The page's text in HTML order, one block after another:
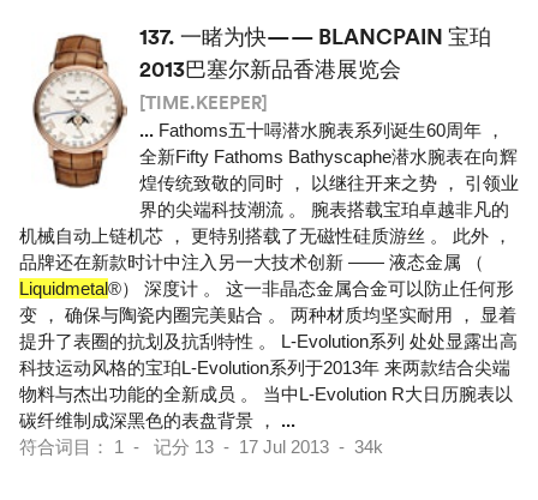
137. 一睹为快—— BLANCPAIN 宝珀
2013巴塞尔新品香港展览会
[TIME.KEEPER]
... Fathoms五十噚潜水腕表系列诞生60周年 ，
全新Fifty Fathoms Bathyscaphe潜水腕表在向辉
煌传统致敬的同时 ， 以继往开来之势 ， 引领业
界的尖端科技潮流 。 腕表搭载宝珀卓越非凡的
机械自动上链机芯 ， 更特别搭载了无磁性硅质游丝 。 此外 ，
品牌还在新款时计中注入另一大技术创新 —— 液态金属 （
Liquidmetal®） 深度计 。 这一非晶态金属合金可以防止任何形
变 ， 确保与陶瓷内圈完美贴合 。 两种材质均坚实耐用 ， 显着
提升了表圈的抗划及抗刮特性 。 L-Evolution系列 处处显露出高
科技运动风格的宝珀L-Evolution系列于2013年 来两款结合尖端
物料与杰出功能的全新成员 。 当中L-Evolution R大日历腕表以
碳纤维制成深黑色的表盘背景 ， ...
符合词目： 1 - 记分 13 - 17 Jul 2013 - 34k